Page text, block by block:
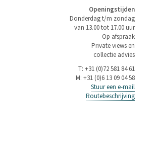
Openingstijden
Donderdag t/m zondag
van 13.00 tot 17.00 uur
Op afspraak
Private views en
collectie advies
T: +31 (0)72 581 84 61
M: +31 (0)6 13 09 04 58
Stuur een e-mail
Routebeschrijving